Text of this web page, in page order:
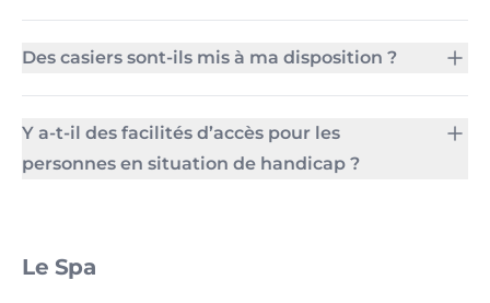
Des casiers sont-ils mis à ma disposition ?
Y a-t-il des facilités d’accès pour les
personnes en situation de handicap ?
Le Spa